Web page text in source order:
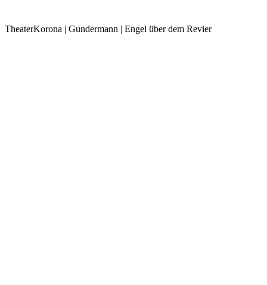
TheaterKorona | Gundermann | Engel über dem Revier